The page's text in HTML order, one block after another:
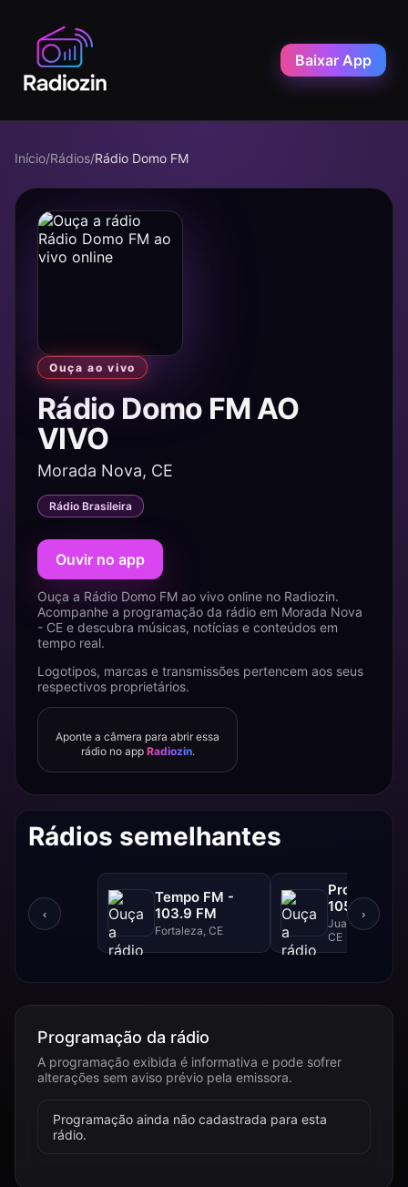
Baixar App
Início/Rádios/Rádio Domo FM
Ouça ao vivo
Rádio Domo FM AO
VIVO
Morada Nova, CE
Rádio Brasileira
Ouvir no app
Ouça a Rádio Domo FM ao vivo online no Radiozin.
Acompanhe a programação da rádio em Morada Nova
- CE e descubra músicas, notícias e conteúdos em
tempo real.
Logotipos, marcas e transmissões pertencem aos seus
respectivos proprietários.
Aponte a câmera para abrir essa
rádio no app Radiozin.
Rádios semelhantes
‹
Tempo FM -
103.9 FM
Fortaleza, CE
Progresso
105.1 FM
Juazeiro Do
CE
›
Programação da rádio
A programação exibida é informativa e pode sofrer
alterações sem aviso prévio pela emissora.
Programação ainda não cadastrada para esta
rádio.